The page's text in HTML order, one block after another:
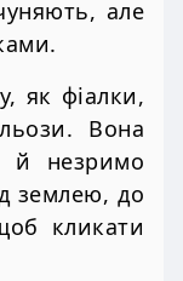
але
як фіалки,
Вона
й незримо
землею, до
кликати